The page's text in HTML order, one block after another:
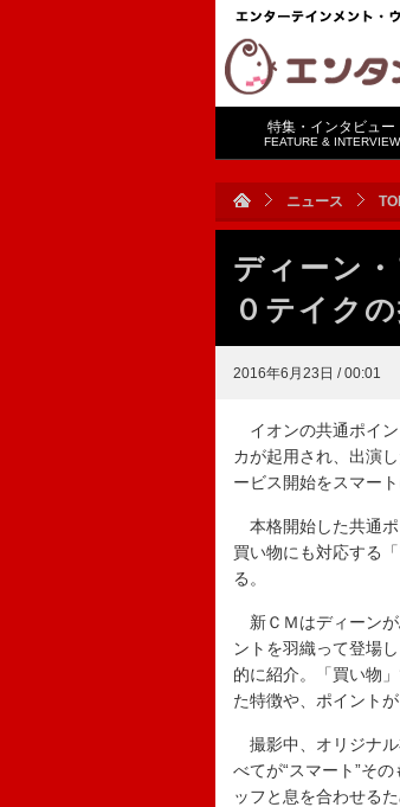
特集・インタビュー
FEATURE & INTERVIEW
ニュース
ディーン
０テイクの
2016年6月23日 / 00:01
イオンの共通ポイ
カが起用され、出演
ービス開始をスマー
本格開始した共通
買い物にも対応する
る。
新ＣＭはディーン
ントを羽織って登場
的に紹介。「買い物
た特徴や、ポイント
撮影中、オリジナル
べてが“スマート”そ
ッフと息を合わせる